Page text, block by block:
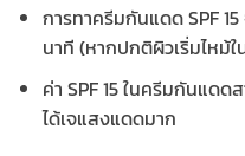
การทาครีมกันแดด SPF
นาที (หากปกติผิวเริ่มไหม้ใ
ค่า SPF 15 ในครีมกันแดด
ได้เจแสงแดดมาก